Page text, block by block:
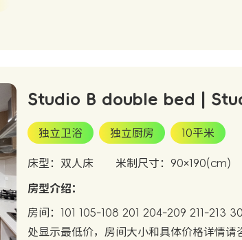
Studio B double bed |
独立卫浴 独立厨房 10平米
床型：双人床 米制尺寸：90×190(cm)
房型介绍：
房间：101 105-108 201 204-209 211-213
处显示最低价，房间大小和具体价格详情请